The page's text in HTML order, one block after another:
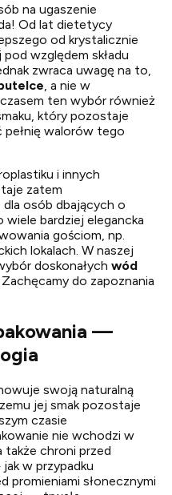
na ugaszenie
Od lat dietetycy
od krystalicznie
względem składu
zwraca uwagę na to,
, a nie w
ten wybór również
który pozostaje
pełnię walorów tego
i innych
zatem
osób dbających o
bardziej elegancka
gościom, np.
lokalach. W naszej
doskonałych wód
Zachęcamy do zapoznania
—
swoją naturalną
jej smak pozostaje
czasie
nie wchodzi w
także chroni przed
w przypadku
słonecznymi